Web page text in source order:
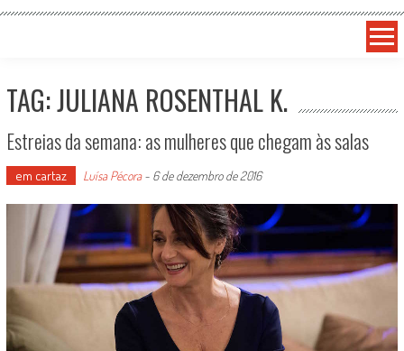
TAG: JULIANA ROSENTHAL K.
Estreias da semana: as mulheres que chegam às salas
em cartaz Luísa Pécora- 6 de dezembro de 2016